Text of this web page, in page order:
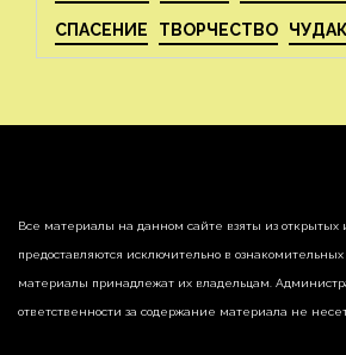
СПАСЕНИЕ ТВОРЧЕСТВО
Все материалы на данном сайте взяты из открытых
предоставляются исключительно в
материалы принадлежат их владельцам.
ответственности за содержание материала не